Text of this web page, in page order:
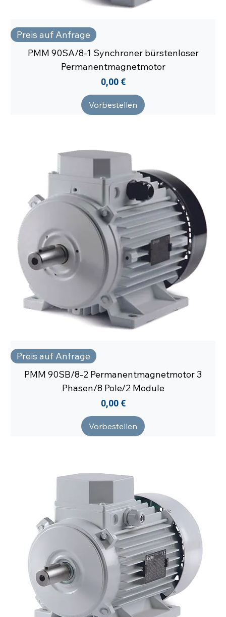
Preis auf Anfrage
PMM 90SA/8-1 Synchroner bürstenloser
Permanentmagnetmotor
Preis
0,00 €
Vorbestellen
Preis auf Anfrage
PMM 90SB/8-2 Permanentmagnetmotor 3
Phasen/8 Pole/2 Module
Preis
0,00 €
Vorbestellen